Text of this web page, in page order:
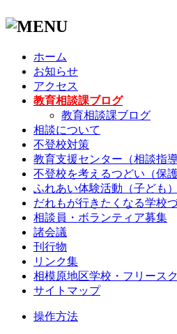
ホーム
お知らせ
アクセス
教育相談課ブログ
教育相談課ブログ
相談について
不登校対策
教育支援センター（相談指導
不登校を考えるつどい（保護
ふれあい体験活動（子ども）
だれもが行きたくなる学校
相談員・ボランティア募集
諸会議
刊行物
リンク集
相模原地区学校・フリース
サイトマップ
操作方法